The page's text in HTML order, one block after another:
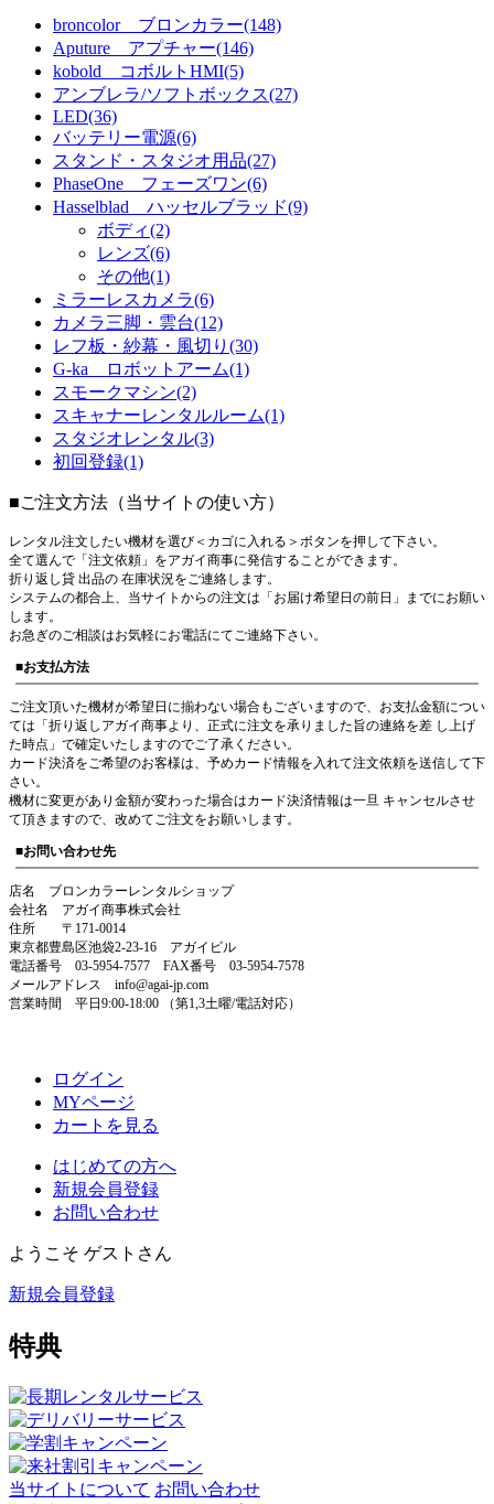
broncolor ブロンカラー(148)
Aputure アプチャー(146)
kobold コボルトHMI(5)
アンブレラ/ソフトボックス(27)
LED(36)
バッテリー電源(6)
スタンド・スタジオ用品(27)
PhaseOne フェーズワン(6)
Hasselblad ハッセルブラッド(9)
ボディ(2)
レンズ(6)
その他(1)
ミラーレスカメラ(6)
カメラ三脚・雲台(12)
レフ板・紗幕・風切り(30)
G-ka ロボットアーム(1)
スモークマシン(2)
スキャナーレンタルルーム(1)
スタジオレンタル(3)
初回登録(1)
■ご注文方法（当サイトの使い方）
レンタル注文したい機材を選び＜カゴに入れる＞ボタンを押して下さい。
全て選んで「注文依頼」をアガイ商事に発信することができます。
折り返し貸 出品の 在庫状況をご連絡します。
システムの都合上、当サイトからの注文は「お届け希望日の前日」までにお願い
します。
お急ぎのご相談はお気軽にお電話にてご連絡下さい。
■お支払方法
ご注文頂いた機材が希望日に揃わない場合もございますので、お支払金額につい
ては「折り返しアガイ商事より、正式に注文を承りました旨の連絡を差 し上げ
た時点」で確定いたしますのでご了承ください。
カード決済をご希望のお客様は、予めカード情報を入れて注文依頼を送信して下
さい。
機材に変更があり金額が変わった場合はカード決済情報は一旦 キャンセルさせ
て頂きますので、改めてご注文をお願いします。
■お問い合わせ先
店名 ブロンカラーレンタルショップ
会社名 アガイ商事株式会社
住所 〒171-0014
東京都豊島区池袋2-23-16 アガイビル
電話番号 03-5954-7577 FAX番号 03-5954-7578
メールアドレス info@agai-jp.com
営業時間 平日9:00-18:00 （第1,3土曜/電話対応）
ログイン
MYページ
カートを見る
はじめての方へ
新規会員登録
お問い合わせ
ようこそ ゲストさん
新規会員登録
特典
当サイトについて お問い合わせ